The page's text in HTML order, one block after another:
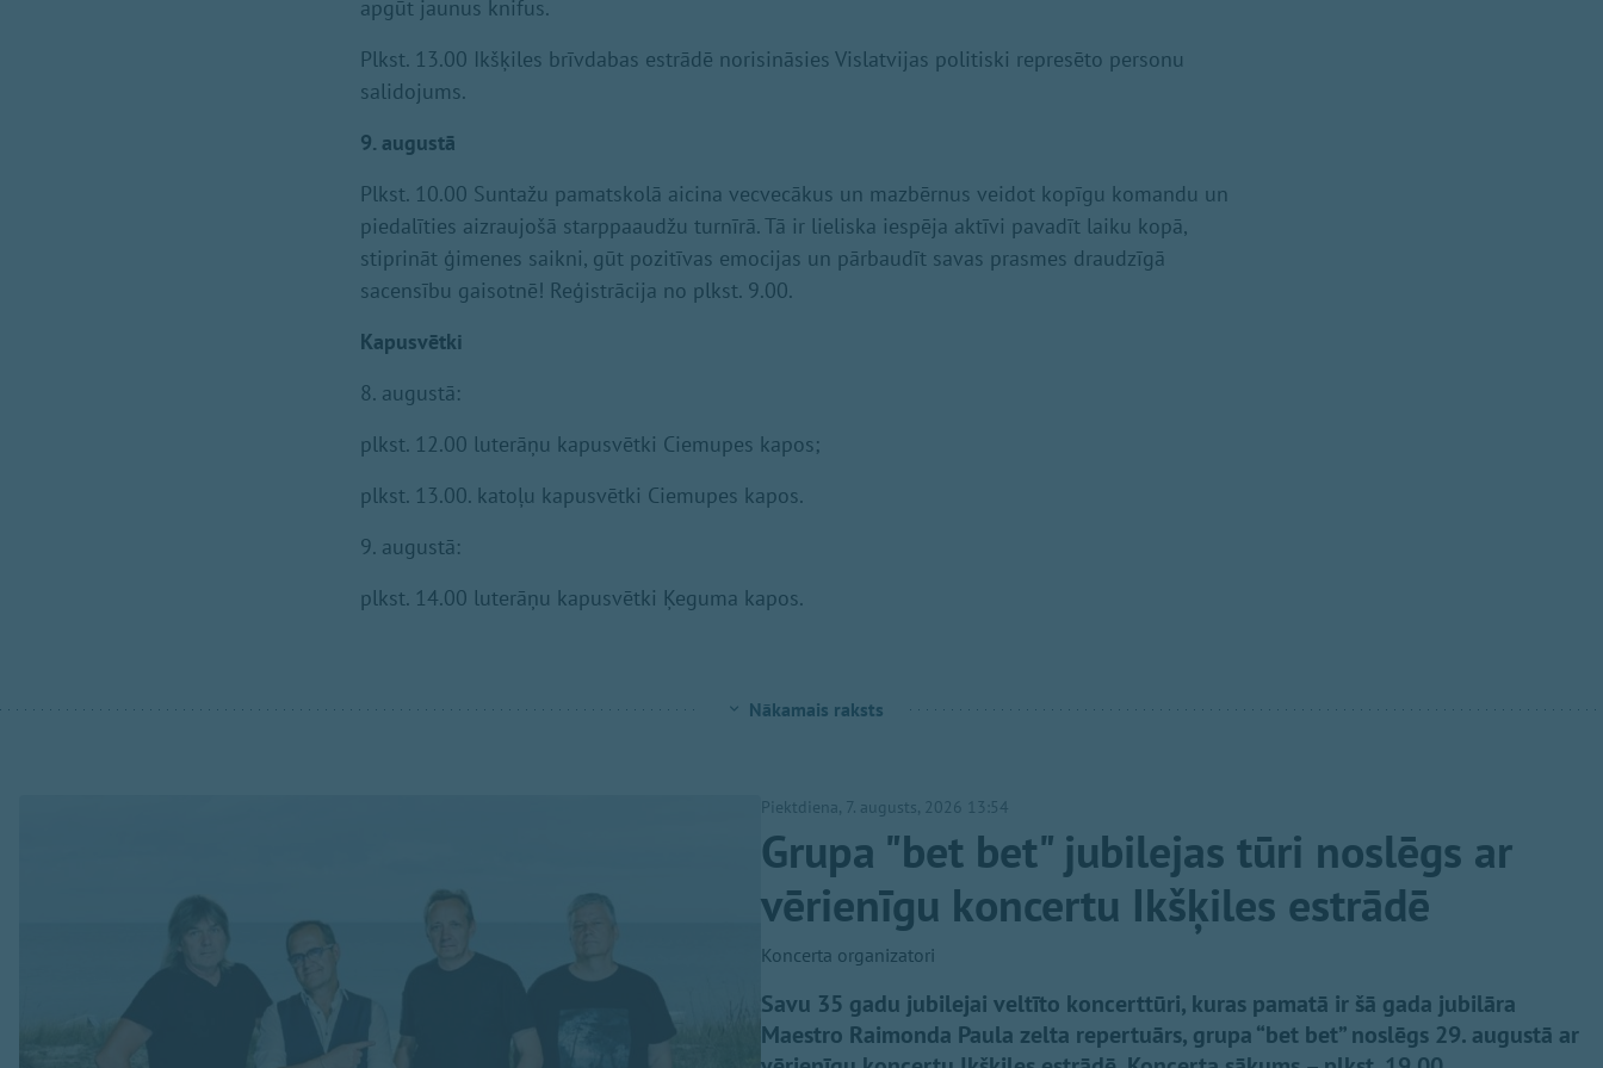
apgūt jaunus knifus.
Plkst. 13.00 Ikšķiles brīvdabas estrādē norisināsies Vislatvijas politiski represēto personu
salidojums.
9. augustā
Plkst. 10.00 Suntažu pamatskolā aicina vecvecākus un mazbērnus veidot kopīgu komandu un
piedalīties aizraujošā starppaaudžu turnīrā. Tā ir lieliska iespēja aktīvi pavadīt laiku kopā,
stiprināt ģimenes saikni, gūt pozitīvas emocijas un pārbaudīt savas prasmes draudzīgā
sacensību gaisotnē! Reģistrācija no plkst. 9.00.
Kapusvētki
8. augustā:
plkst. 12.00 luterāņu kapusvētki Ciemupes kapos;
plkst. 13.00. katoļu kapusvētki Ciemupes kapos.
9. augustā:
plkst. 14.00 luterāņu kapusvētki Ķeguma kapos.
Nākamais raksts
Piektdiena, 7. augusts, 2026 13:54
Grupa "bet bet" jubilejas tūri noslēgs ar
vērienīgu koncertu Ikšķiles estrādē
Koncerta organizatori
Savu 35 gadu jubilejai veltīto koncerttūri, kuras pamatā ir šā gada jubilāra
Maestro Raimonda Paula zelta repertuārs, grupa “bet bet” noslēgs 29. augustā ar